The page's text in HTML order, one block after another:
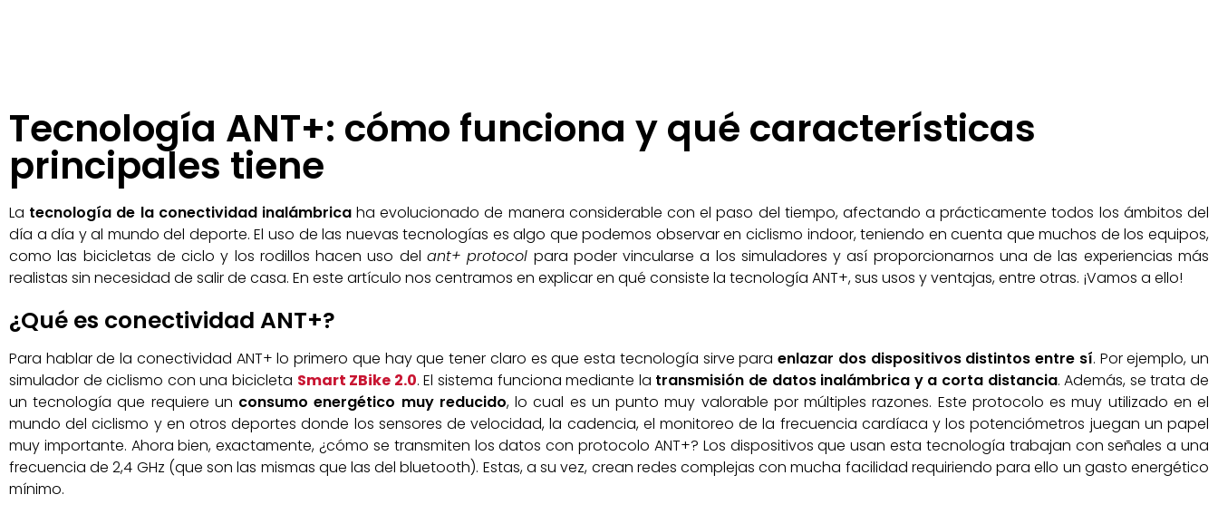
Tecnología ANT+: cómo funciona y qué características
principales tiene
La tecnología de la conectividad inalámbricaha evolucionado de manera considerable con el paso del tiempo, afectando a prácticamente todos los ámbitos del
día a día y al mundo del deporte. El uso de las nuevas tecnologías es algo que podemos observar en ciclismo indoor, teniendo en cuenta que muchos de los equipos,
como las bicicletas de ciclo y los rodillos hacen uso del ant+ protocol para poder vincularse a los simuladores y así proporcionarnos una de las experiencias más
realistas sin necesidad de salir de casa. En este artículo nos centramos en explicar en qué consiste la tecnología ANT+, sus usos y ventajas, entre otras. ¡Vamos a ello!
¿Qué es conectividad ANT+?
Para hablar de la conectividad ANT+ lo primero que hay que tener claro es que esta tecnología sirve paraenlazar dos dispositivos distintos entre sí. Por ejemplo, un
simulador de ciclismo con una bicicleta Smart ZBike 2.0. El sistema funciona mediante la transmisión de datos inalámbrica y a corta distancia. Además, se trata de
un tecnología que requiere un consumo energético muy reducido, lo cual es un punto muy valorable por múltiples razones. Este protocolo es muy utilizado en el
mundo del ciclismo y en otros deportes donde los sensores de velocidad, la cadencia, el monitoreo de la frecuencia cardíaca y los potenciómetros juegan un papel
muy importante. Ahora bien, exactamente, ¿cómo se transmiten los datos con protocolo ANT+? Los dispositivos que usan esta tecnología trabajan con señales a una
frecuencia de 2,4 GHz (que son las mismas que las del bluetooth). Estas, a su vez, crean redes complejas con mucha facilidad requiriendo para ello un gasto energético
mínimo.